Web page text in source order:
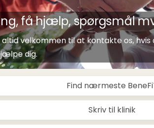
få hjælp, spørgsmål
altid velkommen til at kontakte os, hvis
dig.
Find nærmeste
Skriv til klinik